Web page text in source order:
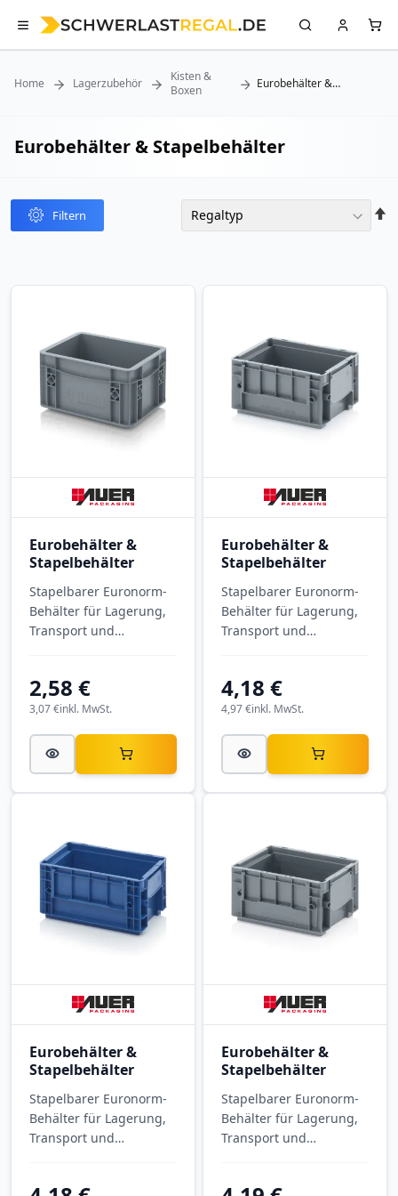
Home Lagerzubehör
Kisten &
Boxen
Eurobehälter &
Eurobehälter & Stapelbehälter
In
Eurobehälter &
Stapelbehälter
Stapelbarer Euronorm-
Behälter für Lagerung,
Transport und
geschlossen EG 21512
HG mit Außenmaßen
aus PP.
2,58 €
inkl. MwSt.
3,07 €
Eurobehälter &
Stapelbehälter
Stapelbarer Euronorm-
Behälter für Lagerung,
Transport und
3147-7001 mit
Außenmaßen 300 × 200
4,18 €
inkl. MwSt.
4,97 €
Eurobehälter &
Stapelbehälter
Stapelbarer Euronorm-
Behälter für Lagerung,
Transport und
Eurobehälter &
Stapelbehälter
Stapelbarer Euronorm-
Behälter für Lagerung,
Transport und
Filtern